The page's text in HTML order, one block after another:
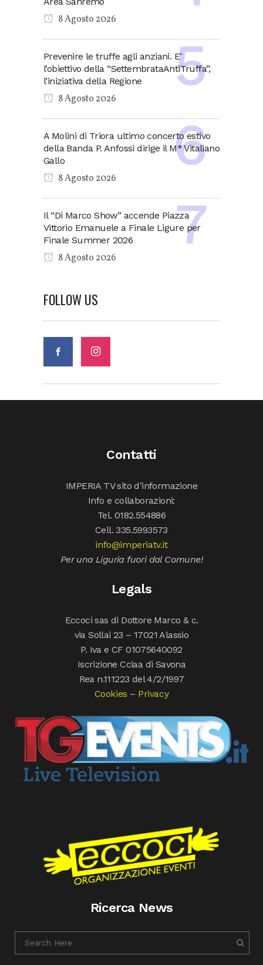
8 Agosto 2026
Prevenire le truffe agli anziani. E’
l’obiettivo della “SettembrataAntiTruffa”,
l’iniziativa della Regione
8 Agosto 2026
A Molini di Triora ultimo concerto estivo
della Banda P. Anfossi dirige il M* Vitaliano
Gallo
8 Agosto 2026
Il “Di Marco Show” accende Piazza
Vittorio Emanuele a Finale Ligure per
Finale Summer 2026
8 Agosto 2026
FOLLOW US
Contatti
IMPERIA TV sito d’informazione
Info e collaborazioni:
Tel. 0182.554886
Cell. 335.5993573
info@imperiatv.it
Per una Liguria fuori dal Comune!
Legals
Eccoci sas di Dottore Marco & c.
via Sollai 23 – 17021 Alassio
P. Iva e CF 01075640092
Iscrizione Cciaa di Savona
Rea n.111223 del 4/2/1997
Cookies – Privacy
Ricerca News